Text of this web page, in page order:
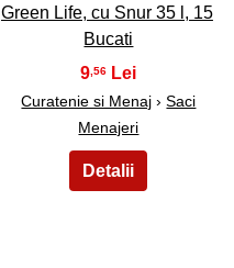
Green Life, cu Snur 35 l, 15
Bucati
9 ,56
Curatenie si Menaj ›Saci
Menajeri